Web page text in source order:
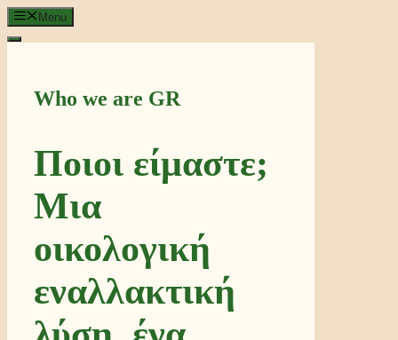
Μετάβαση
σε
περιεχόμενο
Menu
Who we are GR
Ποιοι είμαστε;
Μια
οικολογική
εναλλακτική